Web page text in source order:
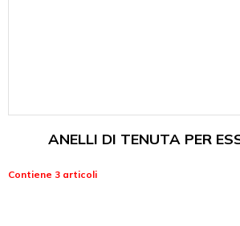
ANELLI DI TENUTA PER
Contiene 3 articoli